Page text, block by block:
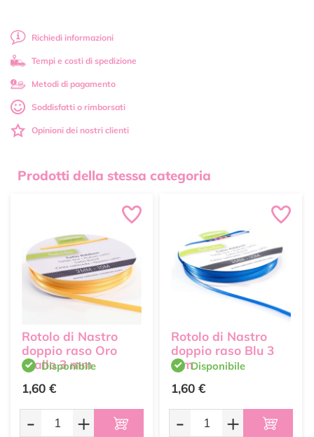
Richiedi informazioni
Tempi e costi di spedizione
Metodi di pagamento
Soddisfatti o rimborsati
Opinioni dei nostri clienti
Prodotti della stessa categoria
Rotolo di Nastro
doppio raso Oro
Giallo 3 mm
Disponibile
1,60 €
- +
Rotolo di Nastro
doppio raso Blu 3
mmDisponibile
1,60 €
- +